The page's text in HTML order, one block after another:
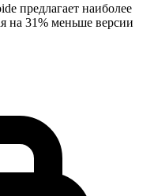
предлагает наиболее
на 31% меньше версии